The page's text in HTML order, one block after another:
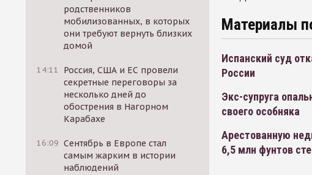
родственников
мобилизованных, в которых
они требуют вернуть близких
домой
14:11
Россия, США и ЕС провели
секретные переговоры за
несколько дней до
обострения в Нагорном
Карабахе
16:09 Сентябрь в Европе стал
самым жарким в истории
наблюдений
Материалы
Испанский суд
России
Экс-супруга
своего особняка
Арестованную
6,5 млн фунтов